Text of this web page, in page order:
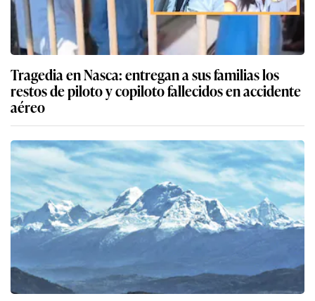
Tragedia en Nasca: entregan a sus familias los
restos de piloto y copiloto fallecidos en accidente
aéreo